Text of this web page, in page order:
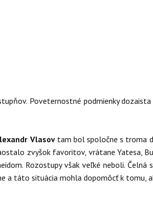
Poveternostné podmienky
Vlasovtam bol spoločne s troma
zvyšok favoritov, vrátane Yatesa,
Rozostupy však veľké neboli. Čelná
a táto situácia mohla dopomôcť k tomu,